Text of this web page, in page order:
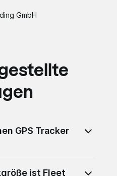
GmbH
GPS Tracker
ist Fleet